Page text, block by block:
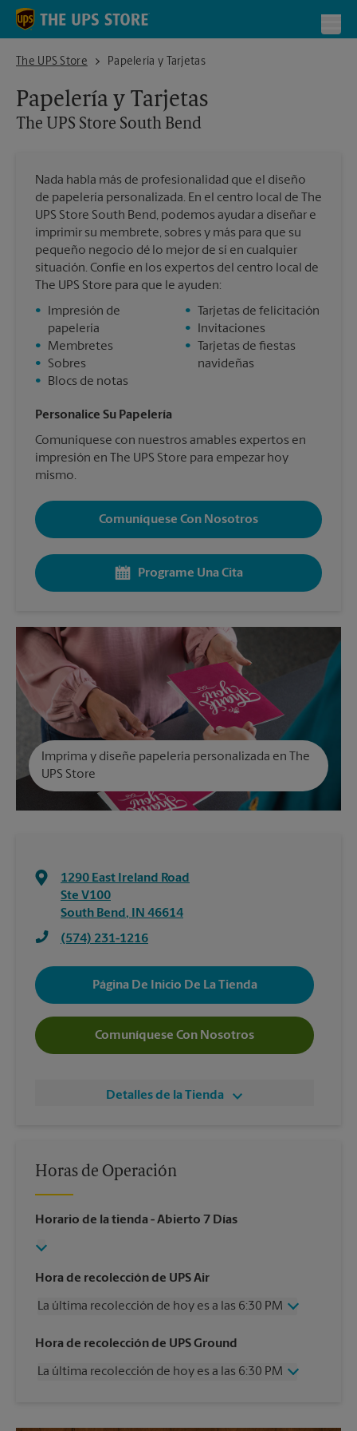
Skip to content
Return to Nav
The UPS Store
The UPS Store South BendPapelería y Tarjetas
Papelería y Tarjetas
The UPS Store South Bend
Nada habla más de profesionalidad que el diseño
de papelería personalizada. En el centro local de The
UPS Store South Bend, podemos ayudar a diseñar e
imprimir su membrete, sobres y más para que su
pequeño negocio dé lo mejor de sí en cualquier
situación. Confíe en los expertos del centro local de
The UPS Store para que le ayuden:
•
Impresión de
papelería
•
Membretes
•
Sobres
•
Blocs de notas
•
Tarjetas de felicitación
•
Invitaciones
•
Tarjetas de fiestas
navideñas
Personalice Su Papelería
Comuníquese con nuestros amables expertos en
impresión en The UPS Store para empezar hoy
mismo.
Comuníquese Con Nosotros
Programe Una Cita
Imprima y diseñe papelería personalizada en The
UPS Store
1290 East Ireland Road
Ste V100
South Bend, IN 46614
(574) 231-1216
Página De Inicio De La Tienda
Comuníquese Con Nosotros
Detalles de la Tienda
Horas de Operación
Horario de la tienda - Abierto 7 Días
Hora de recolección de UPS Air
La última recolección de hoy es a las 6:30 PM
Miércoles
6:30 PM
Viernes
6:30 PM
Lunes
6:30 PM
Hora de recolección de UPS Ground
La última recolección de hoy es a las 6:30 PM